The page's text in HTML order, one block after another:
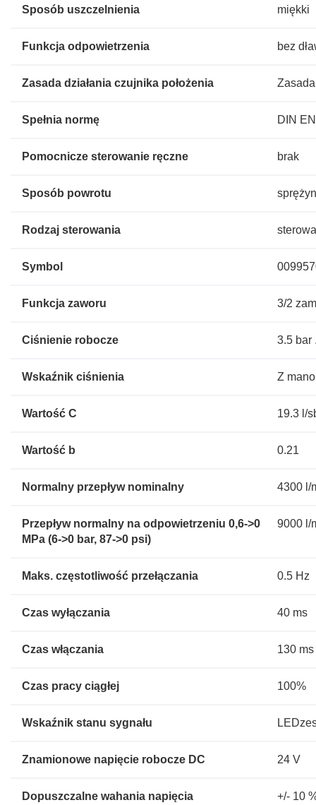
Sposób uszczelnienia miękki
Funkcja odpowietrzenia bez
Zasada działania czujnika położenia
Spełnia normę DIN
Pomocnicze sterowanie ręczne brak
Sposób powrotu
Rodzaj sterowania
Symbol
Funkcja zaworu 3/2
Ciśnienie robocze 3.5 bar
Wskaźnik ciśnienia Z
Wartość C 19.3 l/
Wartość b 0.21
Normalny przepływ nominalny 4300 l/
Przepływ normalny na odpowietrzeniu 0,6->0
MPa (6->0 bar, 87->0 psi)
9000 l/
Maks. częstotliwość przełączania 0.5 Hz
Czas wyłączania 40 ms
Czas włączania 130 ms
Czas pracy ciągłej 100%
Wskaźnik stanu sygnału
Znamionowe napięcie robocze DC 24 V
Dopuszczalne wahania napięcia +/- 10